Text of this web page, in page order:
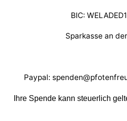
BIC:
Sparkasse an
Paypal:
Ihre Spende kann steuerlich